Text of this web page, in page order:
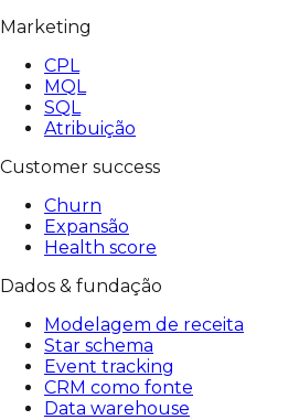
Marketing
CPL
MQL
SQL
Atribuição
Customer success
Churn
Expansão
Health score
Dados & fundação
Modelagem de receita
Star schema
Event tracking
CRM como fonte
Data warehouse